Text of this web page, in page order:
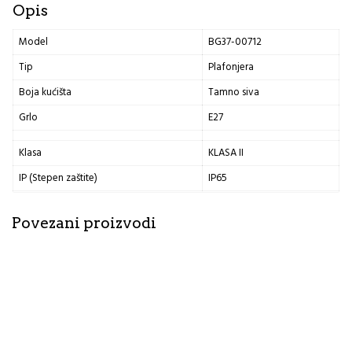
Opis
Model
BG37-00712
Tip
Plafonjera
Boja kućišta
Tamno siva
Grlo
E27
Klasa
KLASA II
IP (Stepen zaštite)
IP65
Povezani proizvodi